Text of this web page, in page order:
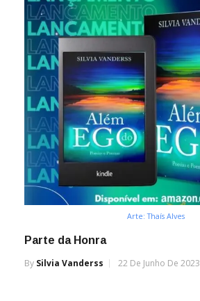
Arte: Thaís Alves
Parte da Honra
By Silvia Vanderss 22 De Junho De 2023